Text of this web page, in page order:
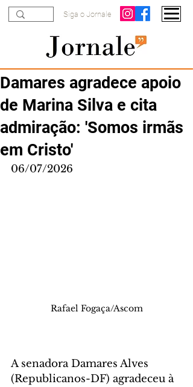
Siga o Jornale
Damares agradece apoio
de Marina Silva e cita
admiração: 'Somos irmãs
em Cristo'
06/07/2026
Rafael Fogaça/Ascom
A senadora Damares Alves
(Republicanos-DF) agradeceu à